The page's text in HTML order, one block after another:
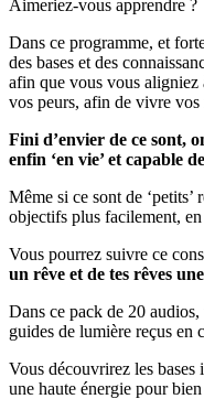
Aimeriez-vous apprendre ?
Dans ce programme, et
des bases et des
afin que vous vous
vos peurs, afin de vivre vos
Fini d’envier de ce sont,
enfin ‘en vie’ et capable
Même si ce sont de
objectifs plus facilement,
Vous pourrez suivre ce
un rêve et de tes rêves
Dans ce pack de 20
guides de lumière reçus en
Vous découvrirez les bases
une haute énergie pour